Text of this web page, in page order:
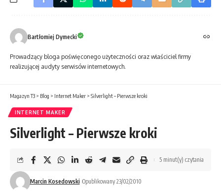
Bartłomiej Dymecki
Prowadzący bloga poświęconego użyteczności oraz właściciel firmy
realizującej audyty serwisów internetowych.
Magazyn T3 > Blog > Internet Maker > Silverlight – Pierwsze kroki
INTERNET MAKER
Silverlight – Pierwsze kroki
Marcin Kosedowski Opublikowany 23/02/2010
5 minut(y) czytania